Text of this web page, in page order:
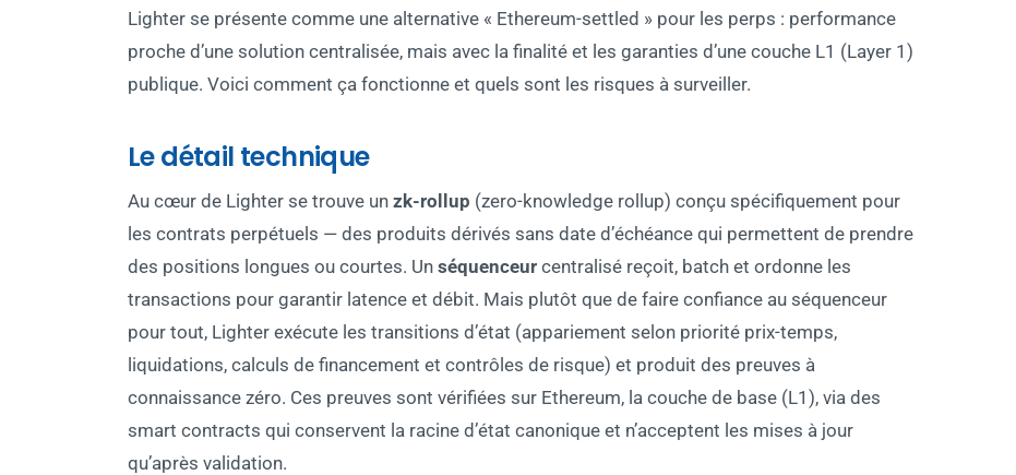
Lighter se présente comme une alternative « Ethereum-settled » pour les perps : performance
proche d’une solution centralisée, mais avec la finalité et les garanties d’une couche L1 (Layer 1)
publique. Voici comment ça fonctionne et quels sont les risques à surveiller.
Le détail technique
Au cœur de Lighter se trouve un zk-rollup (zero-knowledge rollup) conçu spécifiquement pour
les contrats perpétuels — des produits dérivés sans date d’échéance qui permettent de prendre
des positions longues ou courtes. Un séquenceur centralisé reçoit, batch et ordonne les
transactions pour garantir latence et débit. Mais plutôt que de faire confiance au séquenceur
pour tout, Lighter exécute les transitions d’état (appariement selon priorité prix-temps,
liquidations, calculs de financement et contrôles de risque) et produit des preuves à
connaissance zéro. Ces preuves sont vérifiées sur Ethereum, la couche de base (L1), via des
smart contracts qui conservent la racine d’état canonique et n’acceptent les mises à jour
qu’après validation.